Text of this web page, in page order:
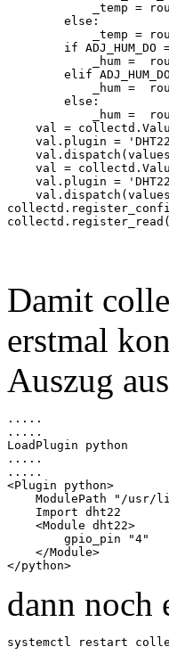
_temp =
        else:
_temp =
if ADJ_HUM_DO
_hum =
elif
_hum =
        else:
_hum =
val =
val.plugin =
val =
val.plugin =
Damit
erstmal
Auszug
.....
.....
LoadPlugin python
.....
.....
<Plugin python>
ModulePath "/usr/
    Import dht22
    <Module dht22>
        gpio_pin "4"
    </Module>
dann noch
systemctl restart